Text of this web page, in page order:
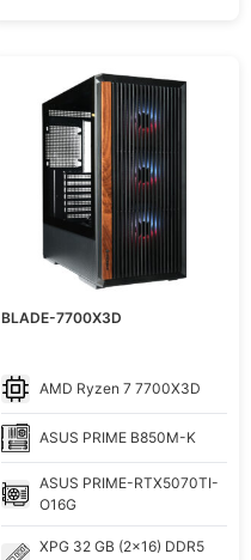
BLADE-7700X3D
AMD Ryzen 7 7700X3D
ASUS PRIME B850M-K
ASUS PRIME-RTX5070TI-
O16G
XPG 32 GB (2x16) DDR5